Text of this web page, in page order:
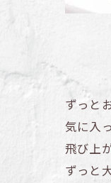
ずっと
気に入
飛び上
ずっと